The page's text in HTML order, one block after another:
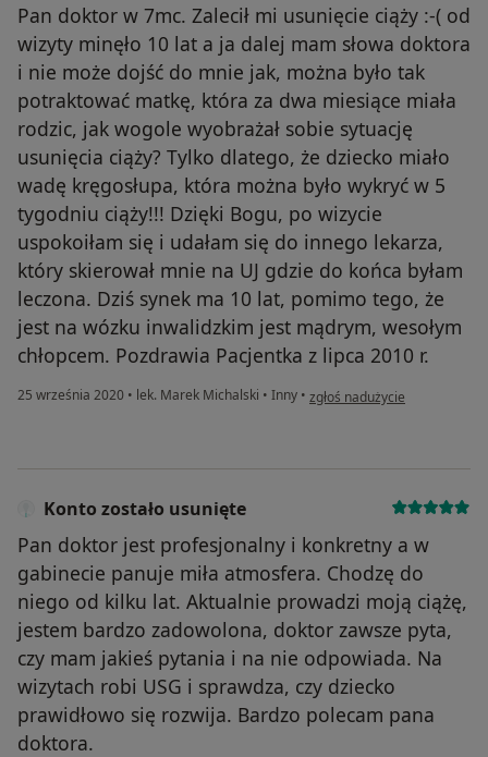
Pan doktor w 7mc. Zalecił mi usunięcie ciąży :-( od
wizyty minęło 10 lat a ja dalej mam słowa doktora
i nie może dojść do mnie jak, można było tak
potraktować matkę, która za dwa miesiące miała
rodzic, jak wogole wyobrażał sobie sytuację
usunięcia ciąży? Tylko dlatego, że dziecko miało
wadę kręgosłupa, która można było wykryć w 5
tygodniu ciąży!!! Dzięki Bogu, po wizycie
uspokoiłam się i udałam się do innego lekarza,
który skierował mnie na UJ gdzie do końca byłam
leczona. Dziś synek ma 10 lat, pomimo tego, że
jest na wózku inwalidzkim jest mądrym, wesołym
chłopcem. Pozdrawia Pacjentka z lipca 2010 r.
25 września 2020 • lek. Marek Michalski • Inny • w opinii użytkownika
zgłoś nadużycie
Konto zostało usunięte
Pan doktor jest profesjonalny i konkretny a w
gabinecie panuje miła atmosfera. Chodzę do
niego od kilku lat. Aktualnie prowadzi moją ciążę,
jestem bardzo zadowolona, doktor zawsze pyta,
czy mam jakieś pytania i na nie odpowiada. Na
wizytach robi USG i sprawdza, czy dziecko
prawidłowo się rozwija. Bardzo polecam pana
doktora.